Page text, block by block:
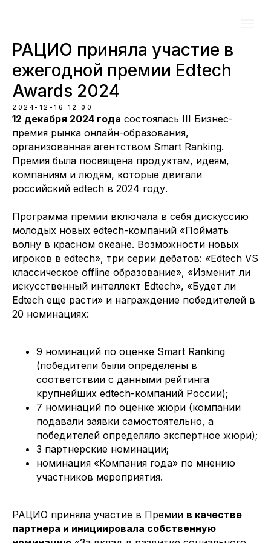
РАЦИО приняла участие в
ежегодной премии Edtech
Awards 2024
2024-12-16 12:00
12 декабря 2024 года состоялась III Бизнес-
премия рынка онлайн-образования,
организованная агентством Smart Ranking.
Премия была посвящена продуктам, идеям,
компаниям и людям, которые двигали
российский edtech в 2024 году.
Программа премии включала в себя дискуссию
молодых новых edtech-компаний «Поймать
волну в красном океане. Возможности новых
игроков в edtech», три серии дебатов: «Edtech VS
классическое offline образование», «Изменит ли
искусственный интеллект Edtech», «Будет ли
Edtech еще расти» и награждение победителей в
20 номинациях:
9 номинаций по оценке Smart Ranking
(победители были определены в
соответствии с данными рейтинга
крупнейших edtech-компаний России);
7 номинаций по оценке жюри (компании
подавали заявки самостоятельно, а
победителей определяло экспертное жюри);
3 партнерские номинации;
номинация «Компания года» по мнению
участников мероприятия.
РАЦИО приняла участие в Премии в качестве
партнера и инициировала собственную